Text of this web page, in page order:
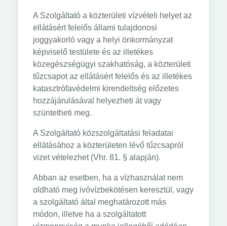
A Szolgáltató a közterületi vízvételi helyet az
ellátásért felelős állami tulajdonosi
joggyakorló vagy a helyi önkormányzat
képviselő testülete és az illetékes
közegészségügyi szakhatóság, a közterületi
tűzcsapot az ellátásért felelős és az illetékes
katasztrófavédelmi kirendeltség előzetes
hozzájárulásával helyezheti át vagy
szüntetheti meg.
A Szolgáltató közszolgáltatási feladatai
ellátásához a közterületen lévő tűzcsapról
vizet vételezhet (Vhr. 81. § alapján).
Abban az esetben, ha a vízhasználat nem
oldható meg ivóvízbekötésen keresztül, vagy
a szolgáltató által meghatározott más
módon, illetve ha a szolgáltatott